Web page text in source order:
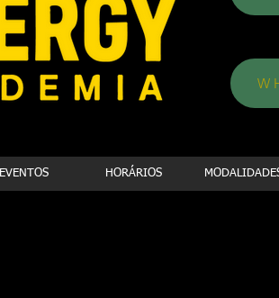
EVENTOS HORÁRIOS